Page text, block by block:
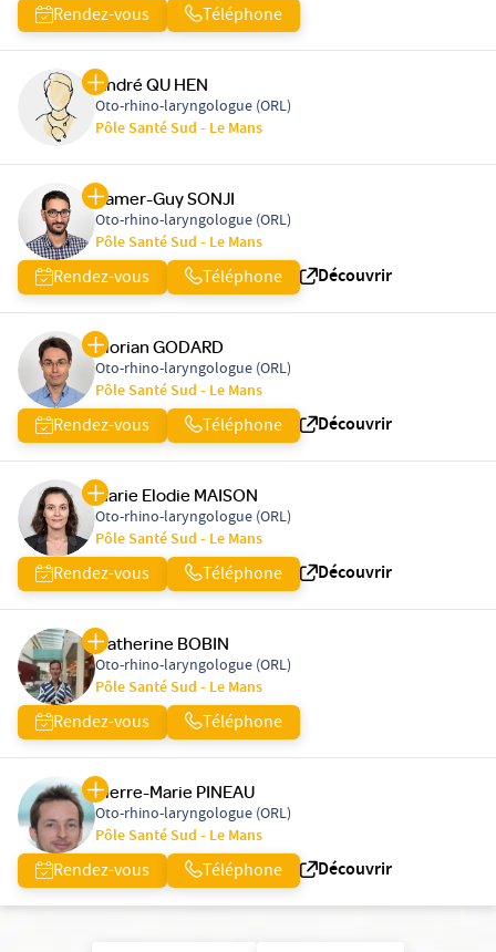
Rendez-vous Téléphone
André QU HEN
Oto-rhino-laryngologue (ORL)
Pôle Santé Sud - Le Mans
Samer-Guy SONJI
Oto-rhino-laryngologue (ORL)
Pôle Santé Sud - Le Mans
Rendez-vous Téléphone Découvrir
Florian GODARD
Oto-rhino-laryngologue (ORL)
Pôle Santé Sud - Le Mans
Rendez-vous Téléphone Découvrir
Marie Elodie MAISON
Oto-rhino-laryngologue (ORL)
Pôle Santé Sud - Le Mans
Rendez-vous Téléphone Découvrir
Catherine BOBIN
Oto-rhino-laryngologue (ORL)
Pôle Santé Sud - Le Mans
Rendez-vous Téléphone
Pierre-Marie PINEAU
Oto-rhino-laryngologue (ORL)
Pôle Santé Sud - Le Mans
Rendez-vous Téléphone Découvrir